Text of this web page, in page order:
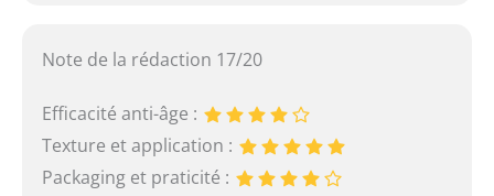
Note de la rédaction 17/20
Efficacité anti-âge :
Texture et application :
Packaging et praticité :